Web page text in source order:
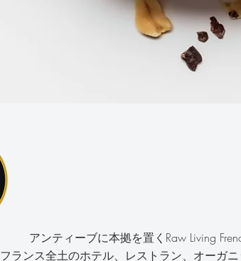
アンティーブに本拠を置くRaw Living
フランス全土のホテル、レストラン、オーガ